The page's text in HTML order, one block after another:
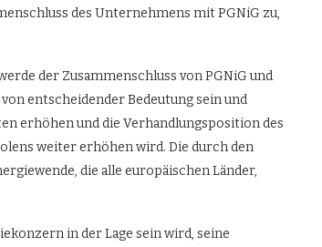
des Unternehmens mit PGNiG zu,
der Zusammenschluss von PGNiG und
entscheidender Bedeutung sein und
erhöhen und die Verhandlungsposition des
weiter erhöhen wird. Die durch den
die alle europäischen Länder,
in der Lage sein wird, seine